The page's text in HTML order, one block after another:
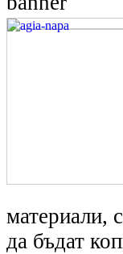
материали,
да бъдат